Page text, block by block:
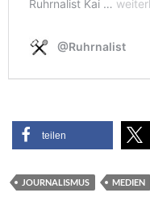
teilen
JOURNALISMUS MEDIEN